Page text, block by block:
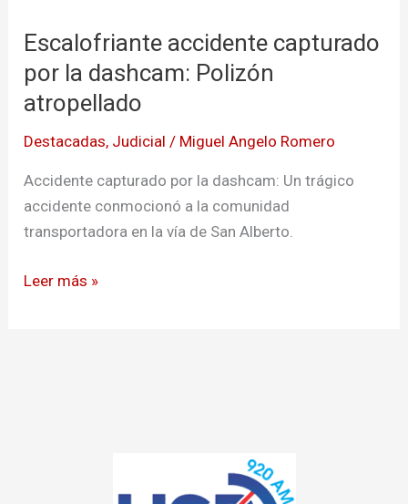
Escalofriante accidente capturado
por la dashcam: Polizón
atropellado
Destacadas, Judicial / Miguel Angelo Romero
Accidente capturado por la dashcam: Un trágico
accidente conmocionó a la comunidad
transportadora en la vía de San Alberto.
capturado
por
dashcam:
Polizón
Leer más »